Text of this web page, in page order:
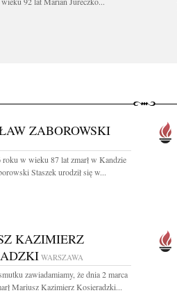
ZABOROWSKI
roku w wieku 87 lat zmarł w Kandzie
Staszek urodził się w...
KAZIMIERZ
WARSZAWA
zawiadamiamy, że dnia 2 marca
Mariusz Kazimierz Kosieradzki...